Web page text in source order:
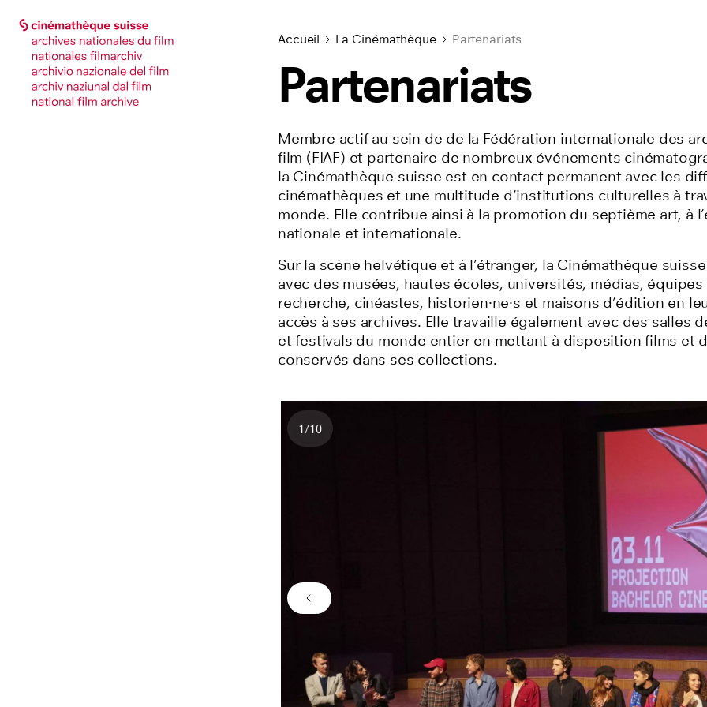
Accéder à la page principale
Accéder à la page principale
Accueil La Cinémathèque Partenariats
Partenariats
Membre actif au sein de de la Fédération internationale des
film (FIAF) et partenaire de nombreux événements
la Cinémathèque suisse est en contact permanent avec les
cinémathèques et une multitude d’institutions culturelles à
monde. Elle contribue ainsi à la promotion du septième art, à
nationale et internationale.
Sur la scène helvétique et à l’étranger, la Cinémathèque
avec des musées, hautes écoles, universités, médias, équipes
recherche, cinéastes, historien·ne·s et maisons d’édition en
accès à ses archives. Elle travaille également avec des salles
et festivals du monde entier en mettant à disposition films et
conservés dans ses collections.
Nombres d'images
1/10
Image précédente